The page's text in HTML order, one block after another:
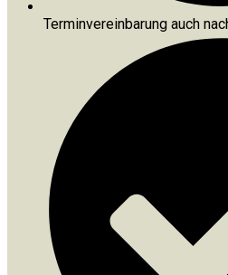
Terminvereinbarung auch